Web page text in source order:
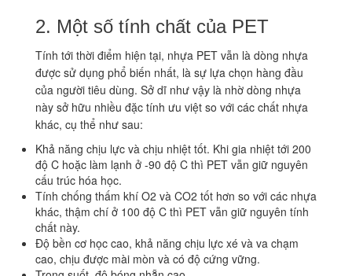
2. Một số tính chất của PET
Tính tới thời điểm hiện tại, nhựa PET vẫn là dòng nhựa
được sử dụng phổ biến nhất, là sự lựa chọn hàng đầu
của người tiêu dùng. Sở dĩ như vậy là nhờ dòng nhựa
này sở hữu nhiều đặc tính ưu việt so với các chất nhựa
khác, cụ thể như sau:
Khả năng chịu lực và chịu nhiệt tốt. Khi gia nhiệt tới 200
độ C hoặc làm lạnh ở -90 độ C thì PET vẫn giữ nguyên
cấu trúc hóa học.
Tính chống thấm khí O2 và CO2 tốt hơn so với các nhựa
khác, thậm chí ở 100 độ C thì PET vẫn giữ nguyên tính
chất này.
Độ bền cơ học cao, khả năng chịu lực xé và va chạm
cao, chịu được mài mòn và có độ cứng vững.